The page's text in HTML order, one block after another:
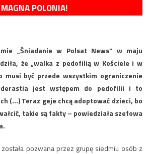
MAGNA POLONIA!
„Śniadanie w Polsat News” w maju
że „walka z pedofilią w Kościele i w
musi być przede wszystkim ograniczenie
jest wstępem do pedofilii i to
(…) Teraz geje chcą adoptować dzieci, bo
takie są fakty – powiedziała szefowa
pozwana przez grupę siedmiu osób z